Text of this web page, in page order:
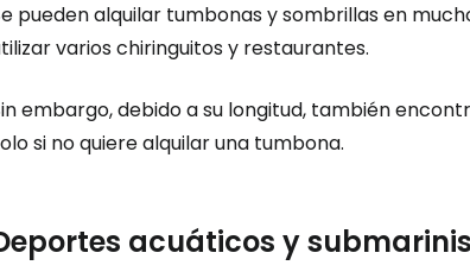
pueden alquilar tumbonas y sombrillas en
varios chiringuitos y restaurantes.
embargo, debido a su longitud, también
si no quiere alquilar una tumbona.
acuáticos y